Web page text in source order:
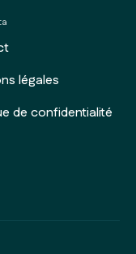
légales
de confidentialité